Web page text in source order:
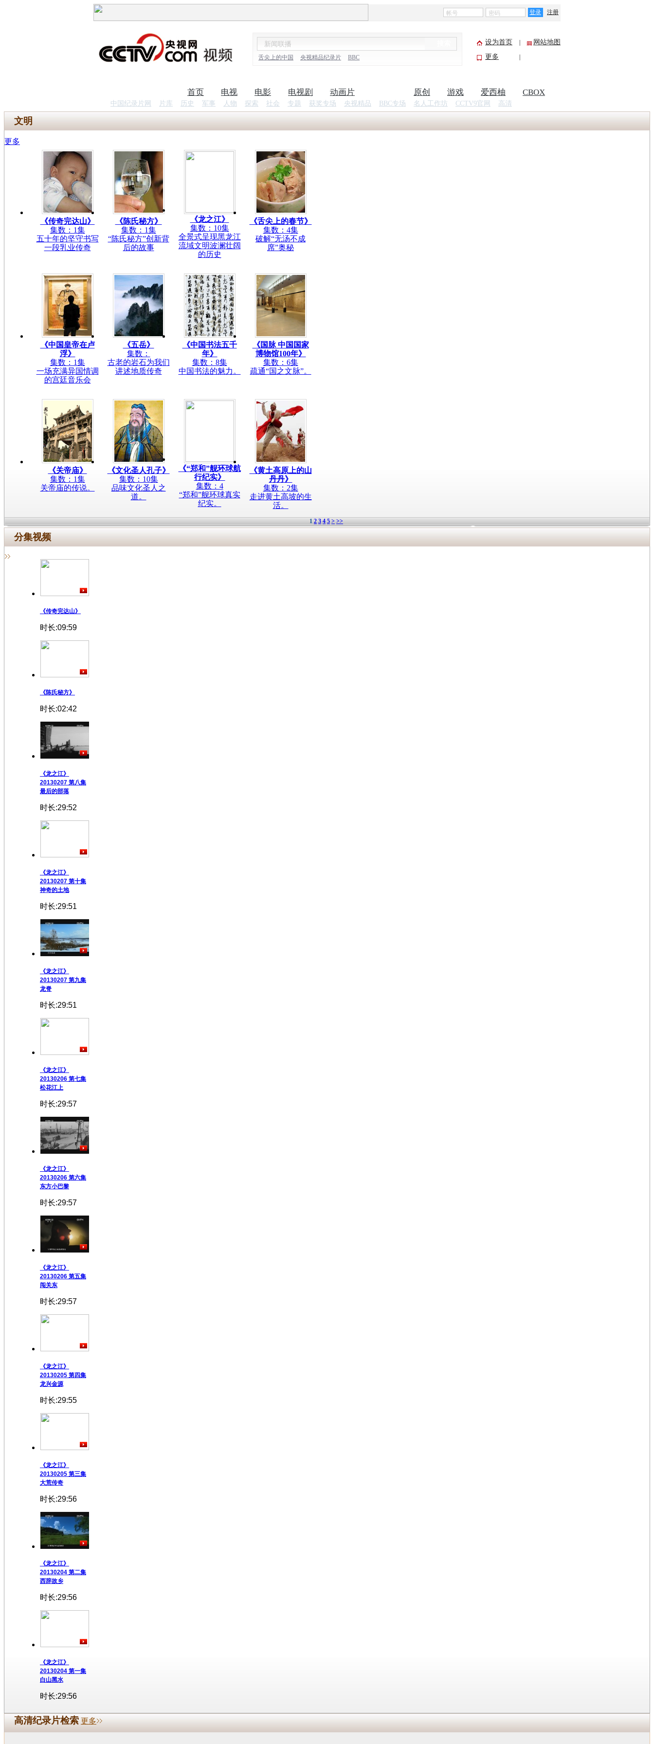
登录 注册
舌尖上的中国 央视精品纪录片 BBC
设为首页
网站地图
更多
首页 电视 电影 电视剧 动画片
中国纪录片网 片库 历史 军事 人物 探索 社会 专题 获奖专场 央视精品 BBC专场 名人工作坊 CCTV9官网 高清
原创 游戏 爱西柚 CBOX
文明
更多
《传奇完达山》
集数：1集
五十年的坚守书写
一段乳业传奇
《陈氏秘方》
集数：1集
“陈氏秘方”创新背
后的故事
《龙之江》
集数：10集
全景式呈现黑龙江
流域文明波澜壮阔
的历史
《舌尖上的春节》
集数：4集
破解“无汤不成
席”奥秘
《中国皇帝在卢
浮》
集数：1集
一场充满异国情调
的宫廷音乐会
《五岳》
集数：
古老的岩石为我们
讲述地质传奇
《中国书法五千
年》
集数：8集
中国书法的魅力。
《国脉 中国国家
博物馆100年》
集数：6集
疏通“国之文脉”。
《关帝庙》
集数：1集
关帝庙的传说。
《文化圣人孔子》
集数：10集
品味文化圣人之
道。
《“郑和”舰环球航
行纪实》
集数：4
“郑和”舰环球真实
纪实。
《黄土高原上的山
丹丹》
集数：2集
走进黄土高坡的生
活。
1 2 3 4 5 > >>
分集视频
《传奇完达山》
时长:09:59
《陈氏秘方》
时长:02:42
《龙之江》
20130207 第八集
最后的部落
时长:29:52
《龙之江》
20130207 第十集
神奇的土地
时长:29:51
《龙之江》
20130207 第九集
龙脊
时长:29:51
《龙之江》
20130206 第七集
松花江上
时长:29:57
《龙之江》
20130206 第六集
东方小巴黎
时长:29:57
《龙之江》
20130206 第五集
闯关东
时长:29:57
《龙之江》
20130205 第四集
龙兴金源
时长:29:55
《龙之江》
20130205 第三集
大荒传奇
时长:29:56
《龙之江》
20130204 第二集
西辞故乡
时长:29:56
《龙之江》
20130204 第一集
白山黑水
时长:29:56
高清纪录片检索 更多